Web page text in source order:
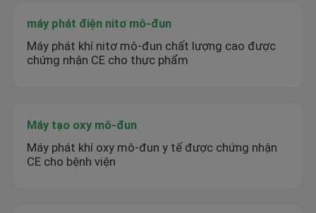
máy phát điện nitơ mô-đun
Máy phát khí nitơ mô-đun chất lượng cao được
chứng nhận CE cho thực phẩm
Máy tạo oxy mô-đun
Máy phát khí oxy mô-đun y tế được chứng nhận
CE cho bệnh viện